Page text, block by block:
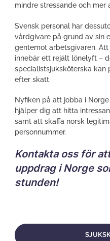
mindre stressande och mer
Svensk personal har
vårdgivare på grund av sin
gentemot arbetsgivaren.
innebär ett rejält lönelyft –
specialistsjuksköterska
efter skatt.
Nyfiken på att jobba i
hjälper dig att hitta
samt att skaffa norsk
personnummer.
Kontakta oss för
uppdrag i Norge
stunden!